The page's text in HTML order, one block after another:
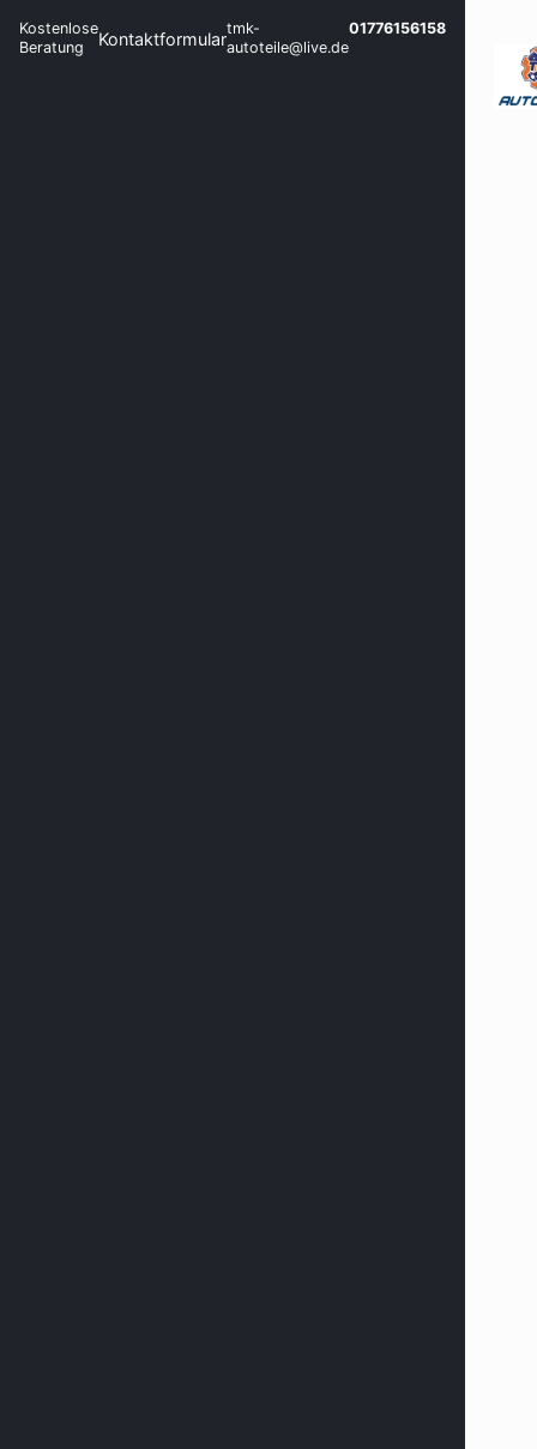
Kostenlose
Beratung
Kontaktformulartmk-
autoteile@live.de
01776156158